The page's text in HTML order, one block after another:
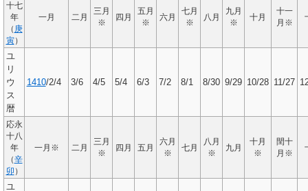
十七
年
（ 庚
寅）
一月 二月
三月
※
四月
五月
※
六月
七月
※
八月
九月
※
十月
十一
月※
ユ
リ
ウ
ス
暦
1410/2/4 3/6 4/5 5/4 6/3 7/2 8/1 8/30 9/29 10/28 11/27
応永
十八
年
（辛
卯 ）
一月※ 二月
三月
※
四月 五月
六月
※
七月
八月
※
九月
十月
※
閏十
月※
ユ